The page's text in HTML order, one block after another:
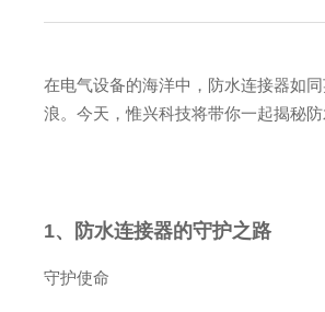
在电气设备的海洋中，防水连接器如
浪。今天，惟兴科技将带你一起揭秘
1、防水连接器的守护之路
守护使命